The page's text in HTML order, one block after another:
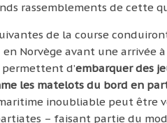
rassemblements de cette
de la course
en Norvège avant une arrivée
d’embarquer des
les matelots du bord en
inoubliable peut être
– faisant partie du